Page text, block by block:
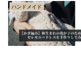
ハンドメイド